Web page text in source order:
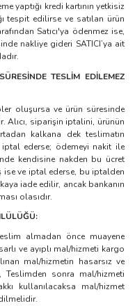
yaptığı kredi kartının yetkisiz
tespit edilirse ve satılan ürün
Satıcı'ya ödenmez ise,
nakliye gideri SATICI’ya ait
TESLİM EDİLEMEZ
oluşursa ve ürün süresinde
Alıcı, siparişin iptalini, ürünün
kalkana dek teslimatın
ederse; ödemeyi nakit ile
kendisine nakden bu ücret
ise ve iptal ederse, bu iptalden
iade edilir, ancak bankanın
olasıdır.
almadan önce muayene
ve ayıplı mal/hizmeti kargo
mal/hizmetin hasarsız ve
sonra mal/hizmeti
kullanılacaksa mal/hizmet